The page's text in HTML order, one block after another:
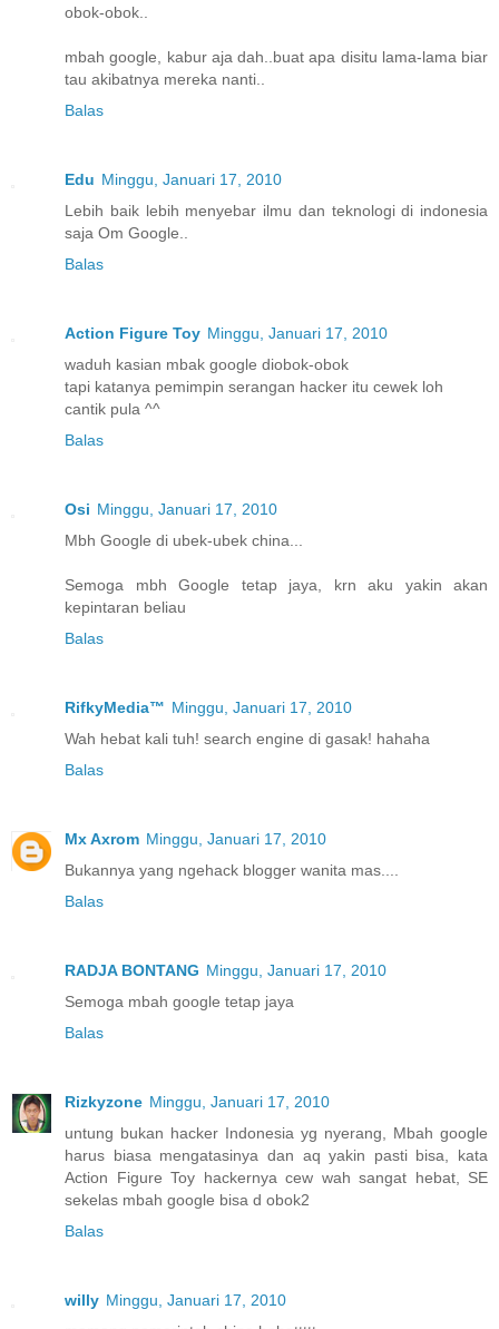
obok-obok..
mbah google, kabur aja dah..buat apa disitu lama-lama biar
tau akibatnya mereka nanti..
Balas
Edu Minggu, Januari 17, 2010
Lebih baik lebih menyebar ilmu dan teknologi di indonesia
saja Om Google..
Balas
Action Figure Toy Minggu, Januari 17, 2010
waduh kasian mbak google diobok-obok
tapi katanya pemimpin serangan hacker itu cewek loh
cantik pula ^^
Balas
Osi Minggu, Januari 17, 2010
Mbh Google di ubek-ubek china...
Semoga mbh Google tetap jaya, krn aku yakin akan
kepintaran beliau
Balas
RifkyMedia™ Minggu, Januari 17, 2010
Wah hebat kali tuh! search engine di gasak! hahaha
Balas
Mx Axrom Minggu, Januari 17, 2010
Bukannya yang ngehack blogger wanita mas....
Balas
RADJA BONTANG Minggu, Januari 17, 2010
Semoga mbah google tetap jaya
Balas
Rizkyzone Minggu, Januari 17, 2010
untung bukan hacker Indonesia yg nyerang, Mbah google
harus biasa mengatasinya dan aq yakin pasti bisa, kata
Action Figure Toy hackernya cew wah sangat hebat, SE
sekelas mbah google bisa d obok2
Balas
willy Minggu, Januari 17, 2010